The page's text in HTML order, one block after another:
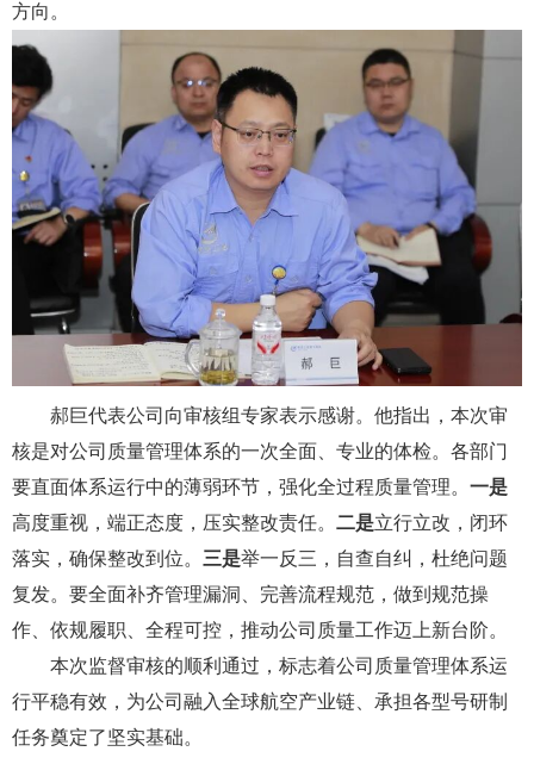
方向。
郝巨代表公司向审核组专家表示感谢。他指出，本次审
核是对公司质量管理体系的一次全面、专业的体检。各部门
要直面体系运行中的薄弱环节，强化全过程质量管理。 一是
高度重视，端正态度，压实整改责任。 二是立行立改，闭环
落实，确保整改到位。 三是举一反三，自查自纠，杜绝问题
复发。要全面补齐管理漏洞、完善流程规范，做到规范操
作、依规履职、全程可控，推动公司质量工作迈上新台阶。
本次监督审核的顺利通过，标志着公司质量管理体系运
行平稳有效，为公司融入全球航空产业链、承担各型号研制
任务奠定了坚实基础。